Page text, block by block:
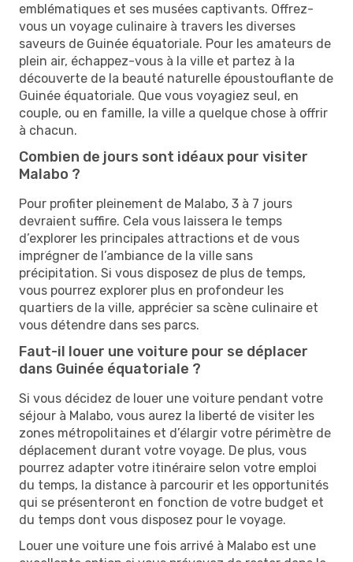
emblématiques et ses musées captivants. Offrez-
vous un voyage culinaire à travers les diverses
saveurs de Guinée équatoriale. Pour les amateurs de
plein air, échappez-vous à la ville et partez à la
découverte de la beauté naturelle époustouflante de
Guinée équatoriale. Que vous voyagiez seul, en
couple, ou en famille, la ville a quelque chose à offrir
à chacun.
Combien de jours sont idéaux pour visiter
Malabo ?
Pour profiter pleinement de Malabo, 3 à 7 jours
devraient suffire. Cela vous laissera le temps
d’explorer les principales attractions et de vous
imprégner de l’ambiance de la ville sans
précipitation. Si vous disposez de plus de temps,
vous pourrez explorer plus en profondeur les
quartiers de la ville, apprécier sa scène culinaire et
vous détendre dans ses parcs.
Faut-il louer une voiture pour se déplacer
dans Guinée équatoriale ?
Si vous décidez de louer une voiture pendant votre
séjour à Malabo, vous aurez la liberté de visiter les
zones métropolitaines et d’élargir votre périmètre de
déplacement durant votre voyage. De plus, vous
pourrez adapter votre itinéraire selon votre emploi
du temps, la distance à parcourir et les opportunités
qui se présenteront en fonction de votre budget et
du temps dont vous disposez pour le voyage.
Louer une voiture une fois arrivé à Malabo est une